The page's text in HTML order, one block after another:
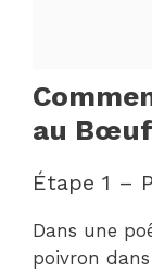
au
Étape 1 –
Dans une
poivron